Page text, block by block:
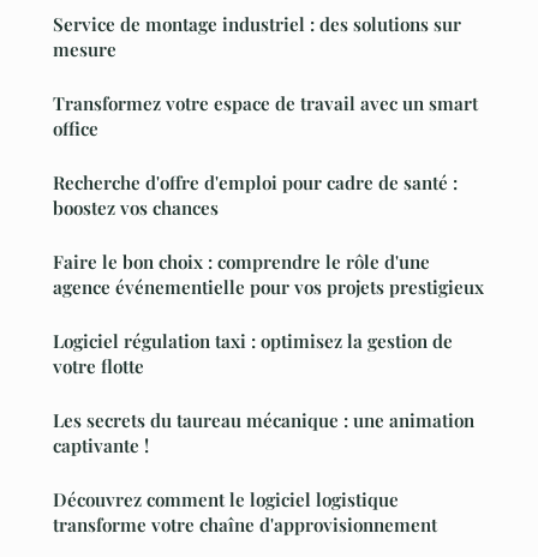
Service de montage industriel : des solutions sur
mesure
Transformez votre espace de travail avec un smart
office
Recherche d'offre d'emploi pour cadre de santé :
boostez vos chances
Faire le bon choix : comprendre le rôle d'une
agence événementielle pour vos projets prestigieux
Logiciel régulation taxi : optimisez la gestion de
votre flotte
Les secrets du taureau mécanique : une animation
captivante !
Découvrez comment le logiciel logistique
transforme votre chaîne d'approvisionnement